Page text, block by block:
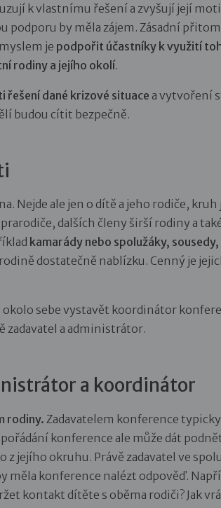
k vlastnímu řešení a zvyšují její
podporu by měla zájem. Zásadní přitom
je podpořit účastníky k využití
rodiny a jejího okolí.
řešení dané krizové situace a vytvoření
budou cítit bezpečně.
Nejde ale jen o dítě a jeho rodiče, kruh
dalších členy širší rodiny a
kamarády nebo spolužáky,
dostatečně nablízku. Cenný je
sebe vystavět koordinátor
zadavatel a administrátor.
a koordinátor
rodiny. Zadavatelem konference
konference ale může dát
z jejího okruhu. Právě zadavatel ve
konference nalézt odpověď.
kontakt dítěte s oběma rodiči? Jak